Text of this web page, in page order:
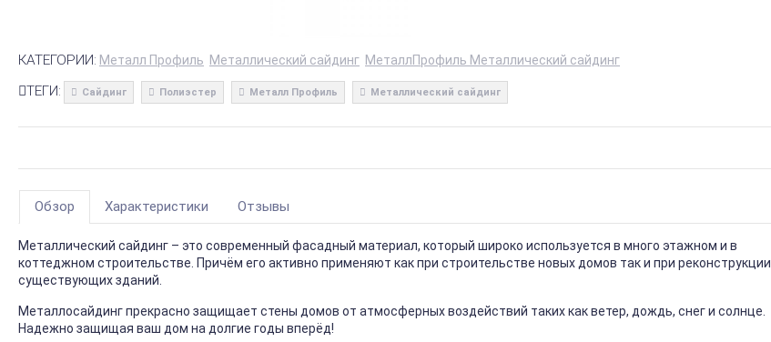
КАТЕГОРИИ: Металл Профиль Металлический сайдинг МеталлПрофиль Металлический сайдинг
ТЕГИ: Сайдинг Полиэстер Металл Профиль Металлический сайдинг
Обзор Характеристики Отзывы
Металлический сайдинг – это современный фасадный материал, который широко используется в много этажном и в
коттеджном строительстве. Причём его активно применяют как при строительстве новых домов так и при реконструкции
существующих зданий.
Металлосайдинг прекрасно защищает стены домов от атмосферных воздействий таких как ветер, дождь, снег и солнце.
Надежно защищая ваш дом на долгие годы вперёд!